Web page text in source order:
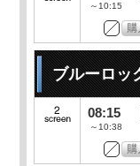
～10:15
ブルーロッ
08:15
～10:38